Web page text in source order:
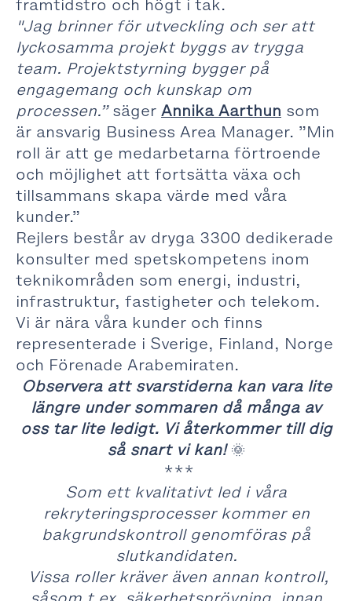
framtidstro och högt i tak.
"Jag brinner för utveckling och ser att
lyckosamma projekt byggs av trygga
team. Projektstyrning bygger på
engagemang och kunskap om
processen.” säger Annika Aarthun som
är ansvarig Business Area Manager. ”Min
roll är att ge medarbetarna förtroende
och möjlighet att fortsätta växa och
tillsammans skapa värde med våra
kunder.”
Rejlers består av dryga 3300 dedikerade
konsulter med spetskompetens inom
teknikområden som energi, industri,
infrastruktur, fastigheter och telekom.
Vi är nära våra kunder och finns
representerade i Sverige, Finland, Norge
och Förenade Arabemiraten.
Observera att svarstiderna kan vara lite
längre under sommaren då många av
oss tar lite ledigt. Vi återkommer till dig
så snart vi kan! 🌞
***
Som ett kvalitativt led i våra
rekryteringsprocesser kommer en
bakgrundskontroll genomföras på
slutkandidaten.
Vissa roller kräver även annan kontroll,